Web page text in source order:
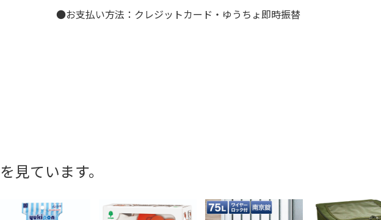
●お支払い方法：クレジットカード・ゆうちょ即時振替
見ています。